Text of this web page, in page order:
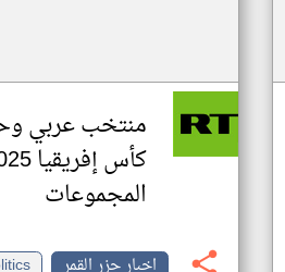
منتخب عربي
المجموعات
اخبار جزر القمر